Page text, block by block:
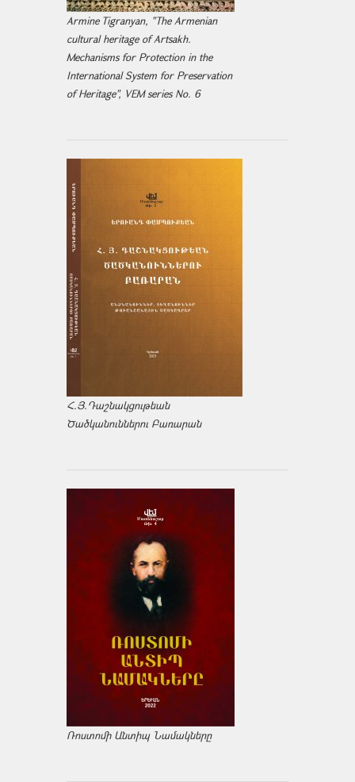
Armine Tigranyan, "The Armenian
cultural heritage of Artsakh.
Mechanisms for Protection in the
International System for Preservation
of Heritage", VEM series No. 6
Հ.Յ.Դաշնակցութեան
Ծածկանուններու Բառարան
Ռոստոմի Անտիպ Նամակները